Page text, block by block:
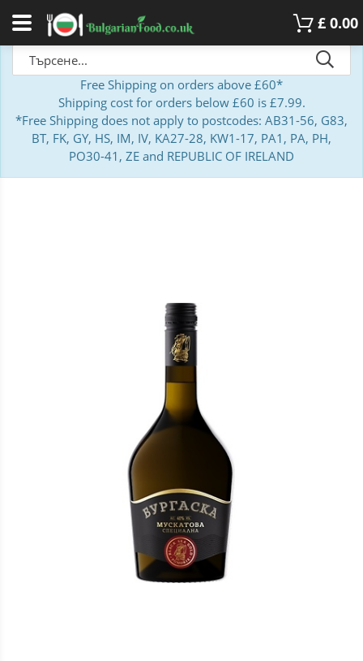
£ 0.00
Free Shipping on orders above £60*
Shipping cost for orders below £60 is £7.99.
*Free Shipping does not apply to postcodes: AB31-56, G83,
BT, FK, GY, HS, IM, IV, KA27-28, KW1-17, PA1, PA, PH,
PO30-41, ZE and REPUBLIC OF IRELAND